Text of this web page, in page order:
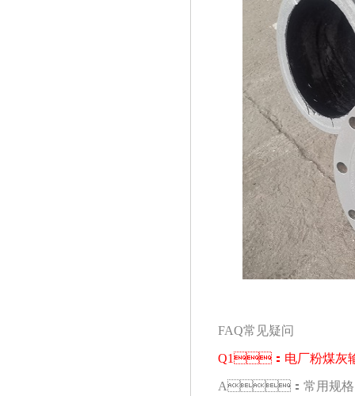
FAQ常见疑问
Q1：电厂粉煤灰输
A：常用规